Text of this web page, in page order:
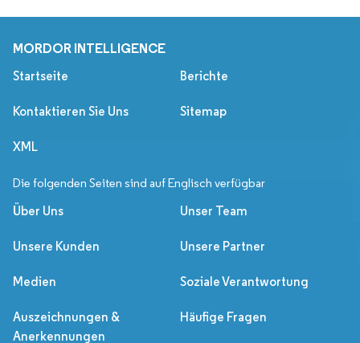
MORDOR INTELLIGENCE
Startseite Berichte
Kontaktieren Sie Uns Sitemap
XML
Die folgenden Seiten sind auf Englisch verfügbar
Über Uns Unser Team
Unsere Kunden Unsere Partner
Medien Soziale Verantwortung
Auszeichnungen &
Anerkennungen
Häufige Fragen